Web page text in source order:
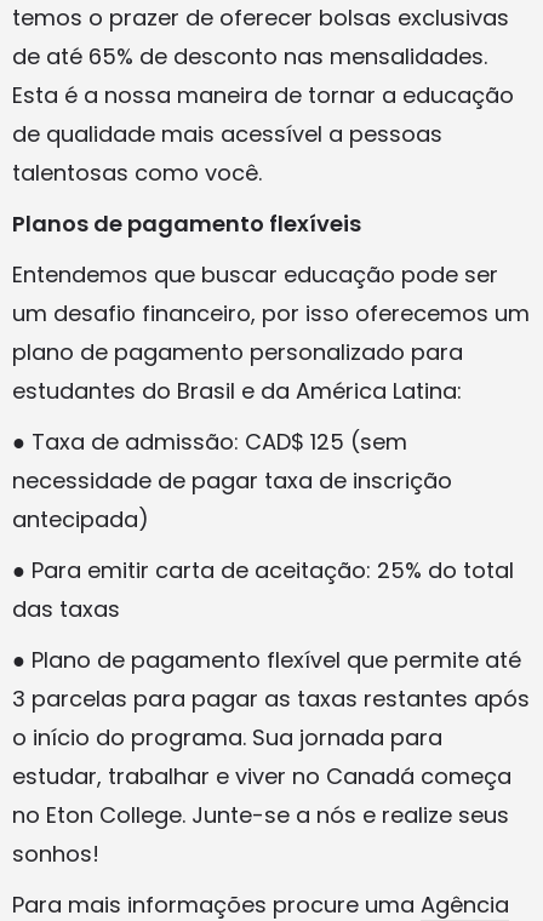
temos o prazer de oferecer bolsas exclusivas
de até 65% de desconto nas mensalidades.
Esta é a nossa maneira de tornar a educação
de qualidade mais acessível a pessoas
talentosas como você.
Planos de pagamento flexíveis
Entendemos que buscar educação pode ser
um desafio financeiro, por isso oferecemos um
plano de pagamento personalizado para
estudantes do Brasil e da América Latina:
● Taxa de admissão: CAD$ 125 (sem
necessidade de pagar taxa de inscrição
antecipada)
● Para emitir carta de aceitação: 25% do total
das taxas
● Plano de pagamento flexível que permite até
3 parcelas para pagar as taxas restantes após
o início do programa. Sua jornada para
estudar, trabalhar e viver no Canadá começa
no Eton College. Junte-se a nós e realize seus
sonhos!
Para mais informações procure uma Agência